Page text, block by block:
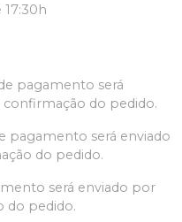
pagamento será
do pedido.
pagamento será enviado
do pedido.
será enviado por
do pedido.